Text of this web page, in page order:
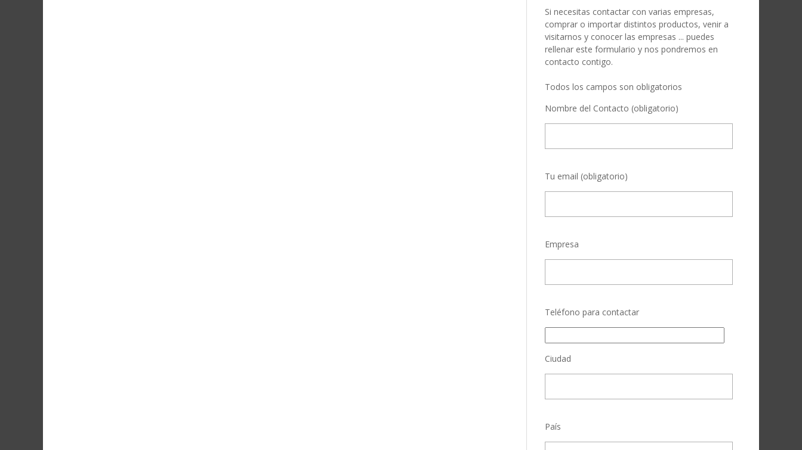
Si necesitas contactar con varias empresas,
comprar o importar distintos productos, venir a
visitarnos y conocer las empresas ... puedes
rellenar este formulario y nos pondremos en
contacto contigo.
Todos los campos son obligatorios
Nombre del Contacto (obligatorio)
Tu email (obligatorio)
Empresa
Teléfono para contactar
Ciudad
País